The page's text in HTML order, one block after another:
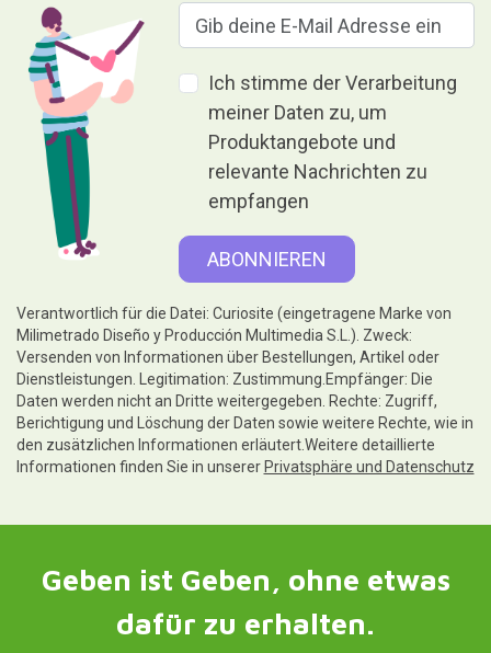
Ich stimme der Verarbeitung
meiner Daten zu, um
Produktangebote und
relevante Nachrichten zu
empfangen
Verantwortlich für die Datei: Curiosite (eingetragene Marke von
Milimetrado Diseño y Producción Multimedia S.L.). Zweck:
Versenden von Informationen über Bestellungen, Artikel oder
Dienstleistungen. Legitimation: Zustimmung.Empfänger: Die
Daten werden nicht an Dritte weitergegeben. Rechte: Zugriff,
Berichtigung und Löschung der Daten sowie weitere Rechte, wie in
den zusätzlichen Informationen erläutert.Weitere detaillierte
Informationen finden Sie in unserer Privatsphäre und Datenschutz
Geben ist Geben, ohne etwas
dafür zu erhalten.